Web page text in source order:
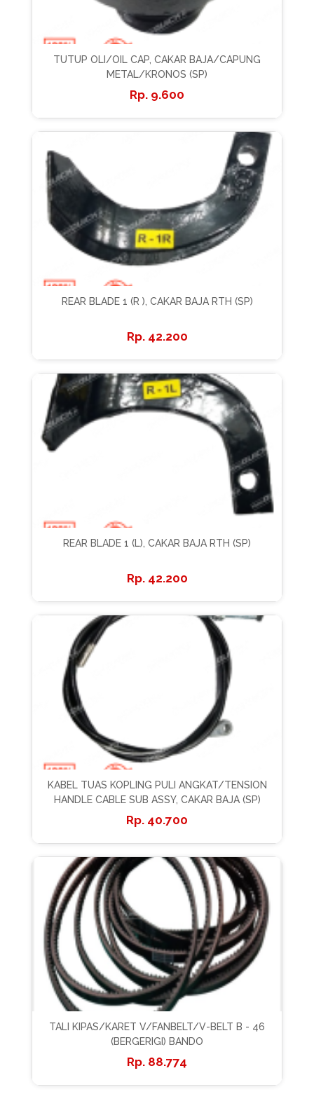
TUTUP OLI/OIL CAP, CAKAR BAJA/CAPUNG
METAL/KRONOS (SP)
9.600
REAR BLADE 1 (R ), CAKAR BAJA RTH (SP)
42.200
REAR BLADE 1 (L), CAKAR BAJA RTH (SP)
42.200
KABEL TUAS KOPLING PULI ANGKAT/TENSION
HANDLE CABLE SUB ASSY, CAKAR BAJA (SP)
40.700
TALI KIPAS/KARET V/FANBELT/V-BELT B - 46
(BERGERIGI) BANDO
88.774